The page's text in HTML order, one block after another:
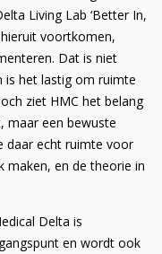
Living Lab ‘Better In,
voortkomen,
Dat is niet
is het lastig om ruimte
ziet HMC het belang
maar een bewuste
daar echt ruimte voor
maken, en de theorie in
Delta is
en wordt ook